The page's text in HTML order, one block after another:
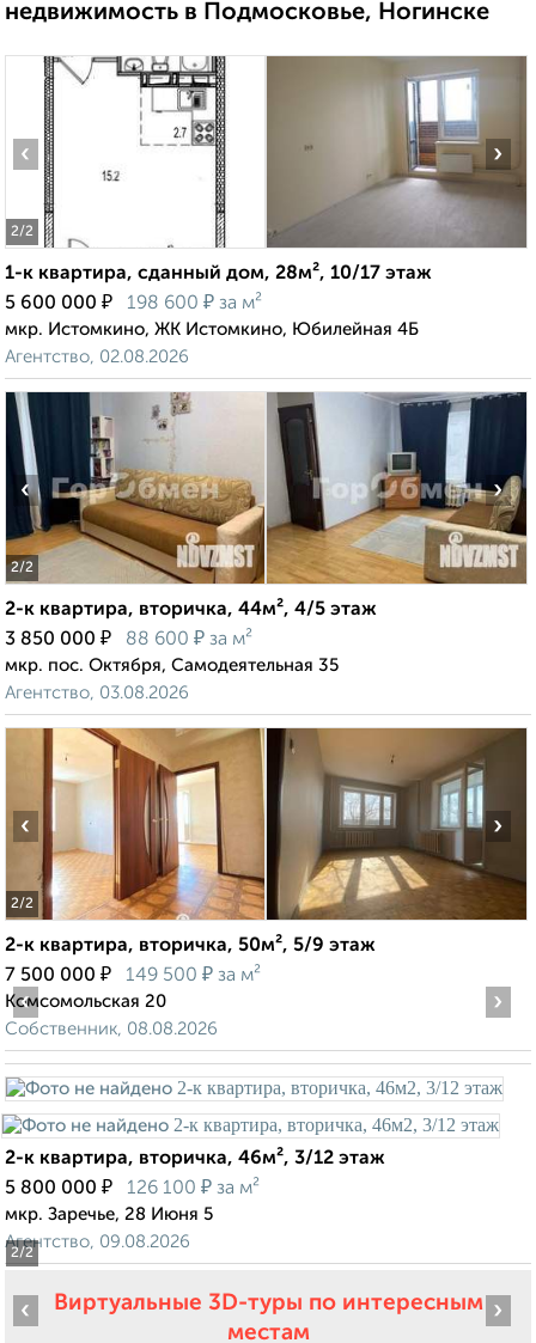
недвижимость в Подмосковье, Ногинске
2/2
‹ ›
1-к квартира, сданный дом, 28м², 10/17 этаж
5 600 000 ₽ 198 600 ₽ за м²
мкр. Истомкино, ЖК Истомкино, Юбилейная 4Б
Агентство, 02.08.2026
2/2
‹ ›
2-к квартира, вторичка, 44м², 4/5 этаж
3 850 000 ₽ 88 600 ₽ за м²
мкр. пос. Октября, Самодеятельная 35
Агентство, 03.08.2026
2/2
‹ ›
2-к квартира, вторичка, 50м², 5/9 этаж
7 500 000 ₽ 149 500 ₽ за м²
Комсомольская 20
Собственник, 08.08.2026
2/2
‹ ›
2-к квартира, вторичка, 46м², 3/12 этаж
5 800 000 ₽ 126 100 ₽ за м²
мкр. Заречье, 28 Июня 5
Агентство, 09.08.2026
Виртуальные 3D-туры по интересным
местам
‹ ›